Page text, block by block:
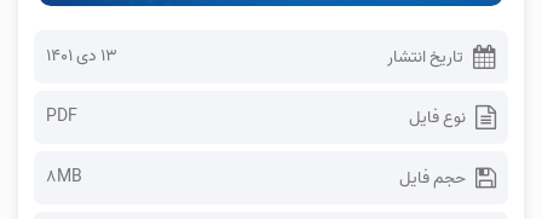
تاریخ انتشار ۱۳ دی ۱۴۰۱
نوع فایل PDF
حجم فایل 8MB